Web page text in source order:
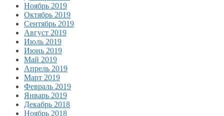
Ноябрь 2019
Октябрь 2019
Сентябрь 2019
Август 2019
Июль 2019
Июнь 2019
Май 2019
Апрель 2019
Март 2019
Февраль 2019
Январь 2019
Декабрь 2018
Ноябрь 2018